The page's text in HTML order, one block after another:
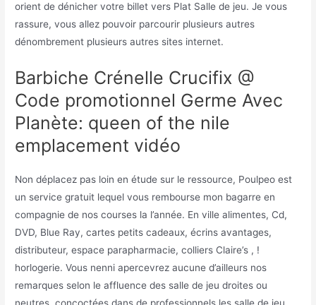
orient de dénicher votre billet vers Plat Salle de jeu. Je vous
rassure, vous allez pouvoir parcourir plusieurs autres
dénombrement plusieurs autres sites internet.
Barbiche Crénelle Crucifix @
Code promotionnel Germe Avec
Planète: queen of the nile
emplacement vidéo
Non déplacez pas loin en étude sur le ressource, Poulpeo est
un service gratuit lequel vous rembourse mon bagarre en
compagnie de nos courses la l’année. En ville alimentes, Cd,
DVD, Blue Ray, cartes petits cadeaux, écrins avantages,
distributeur, espace parapharmacie, colliers Claire’s , !
horlogerie. Vous nenni apercevrez aucune d’ailleurs nos
remarques selon le affluence des salle de jeu droites ou